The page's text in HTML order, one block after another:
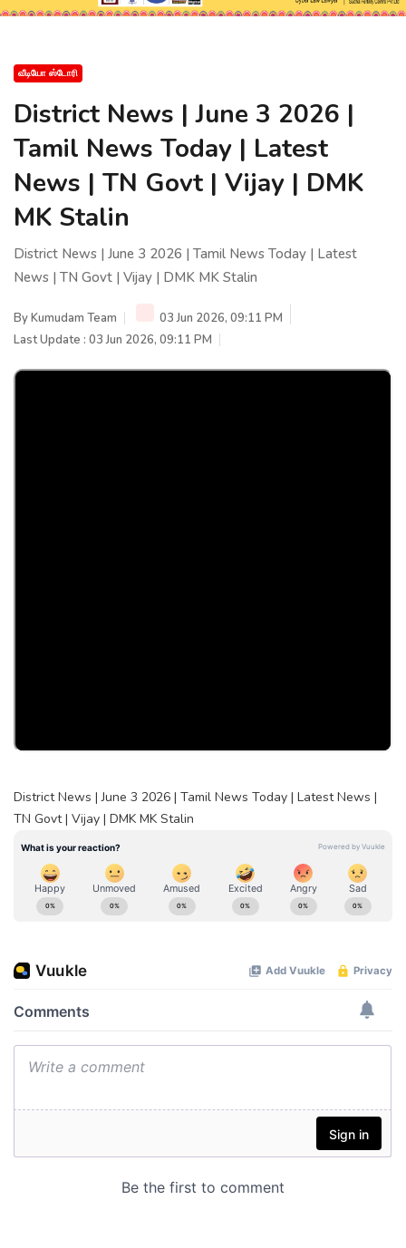
வீடியோ ஸ்டோரி
District News | June 3 2026 |
Tamil News Today | Latest
News | TN Govt | Vijay | DMK
MK Stalin
District News | June 3 2026 | Tamil News Today | Latest
News | TN Govt | Vijay | DMK MK Stalin
ByKumudam Team
03 Jun 2026, 09:11 PM
Last Update : 03 Jun 2026, 09:11 PM
District News | June 3 2026 | Tamil News Today | Latest News |
TN Govt | Vijay | DMK MK Stalin